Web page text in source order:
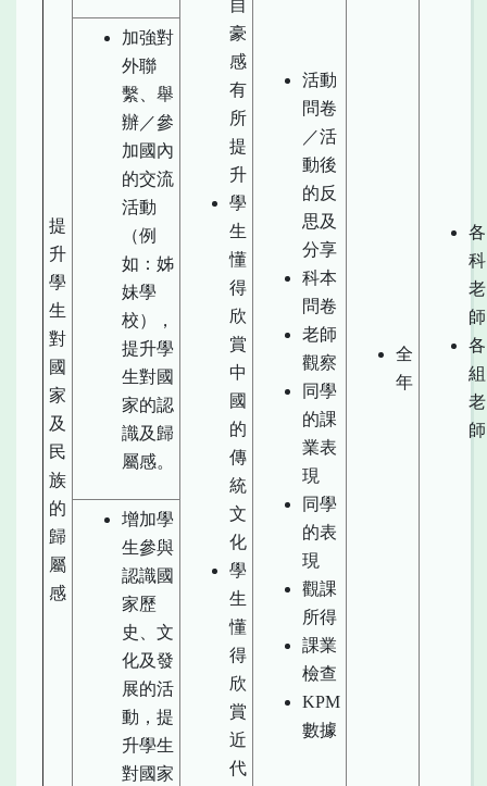
提
升
學
生
對
國
家
及
民
族
的
歸
屬
感
自
豪
感
有
所
提
升
學
生
懂
得
欣
賞
中
國
的
傳
統
文
化
學
生
懂
得
欣
賞
近
代
活動
問卷
／活
動後
的反
思及
分享
科本
問卷
老師
觀察
同學
的課
業表
現
同學
的表
現
觀課
所得
課業
檢查
KPM
數據
全
年
各
科
老
師
各
組
老
師
加強對
外聯
繫、舉
辦／參
加國內
的交流
活動
（例
如：姊
妹學
校），
提升學
生對國
家的認
識及歸
屬感。
增加學
生參與
認識國
家歷
史、文
化及發
展的活
動，提
升學生
對國家